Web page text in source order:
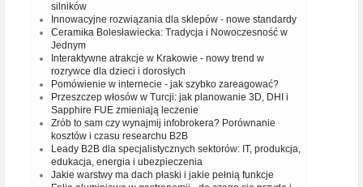
silników
Innowacyjne rozwiązania dla sklepów - nowe standardy
Ceramika Bolesławiecka: Tradycja i Nowoczesność w
Jednym
Interaktywne atrakcje w Krakowie - nowy trend w
rozrywce dla dzieci i dorosłych
Pomówienie w internecie - jak szybko zareagować?
Przeszczep włosów w Turcji: jak planowanie 3D, DHI i
Sapphire FUE zmieniają leczenie
Zrób to sam czy wynajmij infobrokera? Porównanie
kosztów i czasu researchu B2B
Leady B2B dla specjalistycznych sektorów: IT, produkcja,
edukacja, energia i ubezpieczenia
Jakie warstwy ma dach płaski i jakie pełnią funkcje